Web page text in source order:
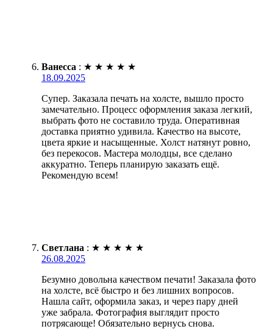
Ванесса : ★ ★ ★ ★ ★
18.09.2025
Супер. Заказала печать на холсте, вышло просто
замечательно. Процесс оформления заказа легкий,
выбрать фото не составило труда. Оперативная
доставка приятно удивила. Качество на высоте,
цвета яркие и насыщенные. Холст натянут ровно,
без перекосов. Мастера молодцы, все сделано
аккуратно. Теперь планирую заказать ещё.
Рекомендую всем!
Светлана : ★ ★ ★ ★ ★
26.08.2025
Безумно довольна качеством печати! Заказала фото
на холсте, всё быстро и без лишних вопросов.
Нашла сайт, оформила заказ, и через пару дней
уже забрала. Фотография выглядит просто
потрясающе! Обязательно вернусь снова.